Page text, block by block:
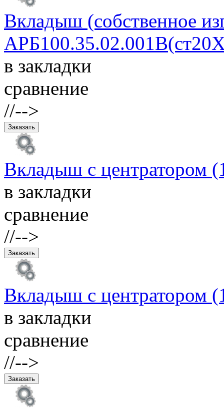
Вкладыш (собственное
в закладки
сравнение
//-->
Вкладыш с центратором
в закладки
сравнение
//-->
Вкладыш с центратором
в закладки
сравнение
//-->